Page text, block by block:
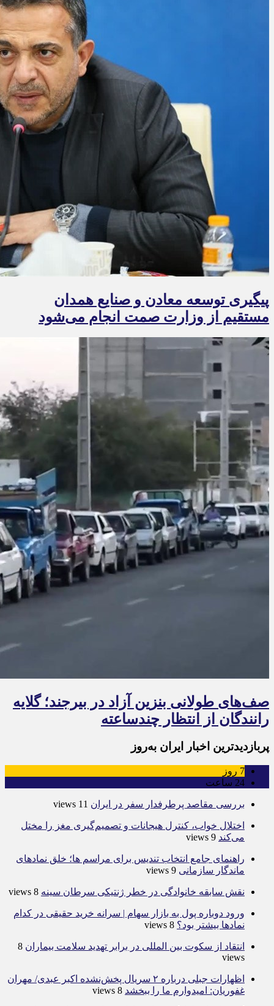
پیگیری توسعه معادن و صنایع همدان
مستقیم از وزارت صمت انجام می‌شود
صف‌های طولانی بنزین آزاد در بیرجند؛ گلایه
رانندگان از انتظار چندساعته
پربازدیدترین اخبار ایران به‌روز
7 روز
24 ساعت
بررسی مقاصد پرطرفدار سفر در ایران 11 views
اختلال خواب، کنترل هیجانات و تصمیم‌گیری مغز را مختل
می‌کند 9 views
راهنمای جامع انتخاب تندیس برای مراسم ها؛ خلق نمادهای
ماندگار سازمانی 9 views
نقش سابقه خانوادگی در خطر ژنتیکی سرطان سینه 8 views
ورود دوباره پول به بازار سهام | سرانه خرید حقیقی در کدام
نماد‌ها بیشتر بود؟ 8 views
انتقاد از سکوت بین المللی در برابر تهدید سلامت بیماران 8
views
اظهارات جبلی درباره ۲ سریال پخش‌نشده اکبر عبدی/ مهران
غفوریان: امیدوارم ما را ببخشد 8 views